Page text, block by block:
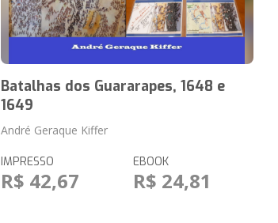
Batalhas dos Guararapes, 1648 e
1649
André Geraque Kiffer
IMPRESSO
R$ 42,67
EBOOK
R$ 24,81